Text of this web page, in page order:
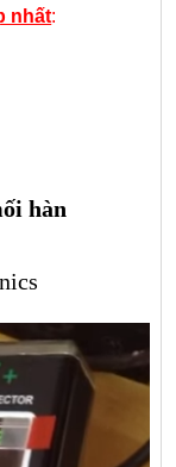
nhất:
hàn